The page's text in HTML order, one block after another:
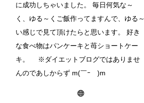
に成功しちゃいました。 毎日何気な～
く、ゆる～くご飯作ってますんで、ゆる～
い感じで見て頂けたらと思います。 好き
な食べ物はパンケーキと苺ショートケー
キ。 ※ダイエットブログではありませ
んのであしからず m(￣ｰ￣)m